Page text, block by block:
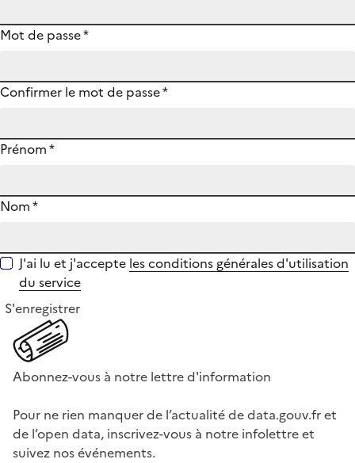
Mot de passe*
Confirmer le mot de passe*
Prénom*
Nom*
J'ai lu et j'accepte les conditions générales d'utilisation
du service
S'enregistrer
Abonnez-vous à notre lettre d'information
Pour ne rien manquer de l’actualité de data.gouv.fr et
de l’open data, inscrivez-vous à notre infolettre et
suivez nos événements.